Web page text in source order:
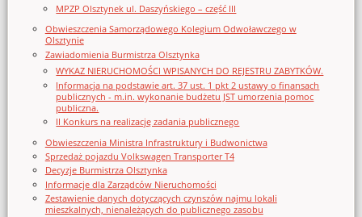
MPZP Olsztynek ul. Daszyńskiego – część III
Obwieszczenia Samorządowego Kolegium Odwoławczego w
Olsztynie
Zawiadomienia Burmistrza Olsztynka
WYKAZ NIERUCHOMOŚCI WPISANYCH DO REJESTRU ZABYTKÓW.
Informacja na podstawie art. 37 ust. 1 pkt 2 ustawy o finansach
publicznych - m.in. wykonanie budżetu JST umorzenia pomoc
publiczna.
II Konkurs na realizację zadania publicznego
Obwieszczenia Ministra Infrastruktury i Budwonictwa
Sprzedaż pojazdu Volkswagen Transporter T4
Decyzje Burmistrza Olsztynka
Informacje dla Zarządców Nieruchomości
Zestawienie danych dotyczących czynszów najmu lokali
mieszkalnych, nienależących do publicznego zasobu